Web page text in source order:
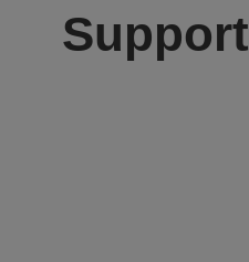
Support